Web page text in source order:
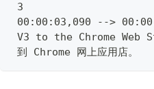
3
00:00:03,090 -->
V3 to the Chrome Web
到 Chrome 网上应用店。